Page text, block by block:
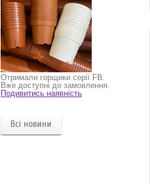
Отримали горщики серії FB.
Вже доступні до замовлення.
Подивитись наявність
Всі новини